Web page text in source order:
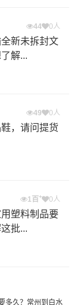
44 0人
新未拆封文
解...
49 0人
，请问提货
1百+ 0人
塑料制品要
批...
多久？ 常州到白水